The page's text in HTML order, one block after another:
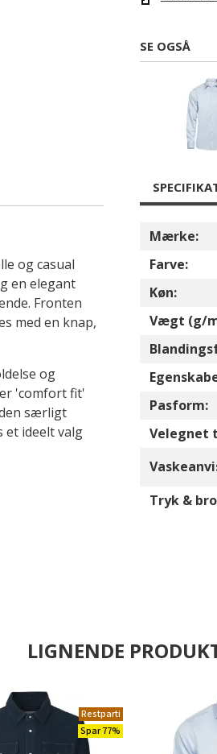
SE OGSÅ
og casual
en elegant
Fronten
med en knap,
og
'comfort fit'
særligt
et ideelt valg
Mærke:
Farve:
Køn:
Vægt (g/
Pasform:
Velegnet
Tryk &
LIGNENDE
Restparti
Spar 77%